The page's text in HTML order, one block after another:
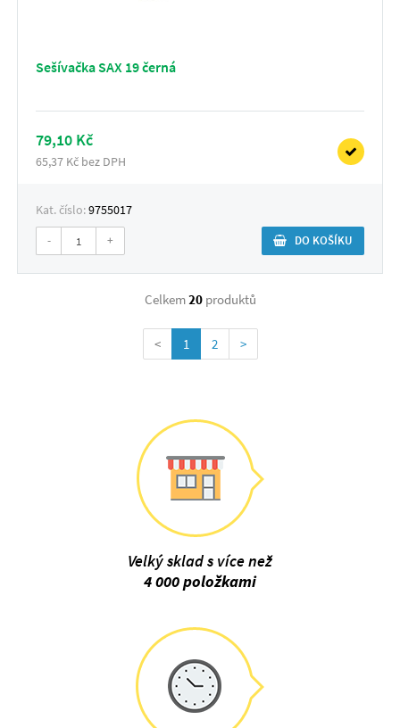
Sešívačka SAX 19 černá
79,10 Kč
65,37 Kč bez DPH
Kat. číslo:9755017
- + DO KOŠÍKU
Celkem20produktů
< 1 2 >
Velký sklad s více než
4 000 položkami